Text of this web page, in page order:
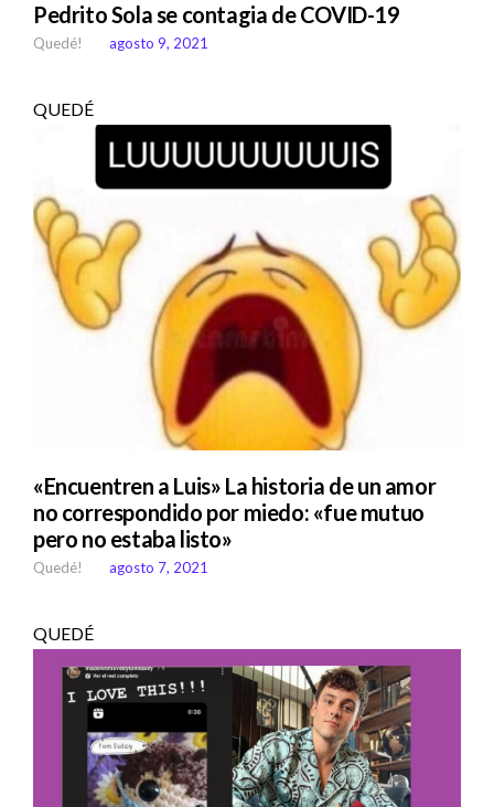
Pedrito Sola se contagia de COVID-19
Quedé! agosto 9, 2021
QUEDÉ
«Encuentren a Luis» La historia de un amor
no correspondido por miedo: «fue mutuo
pero no estaba listo»
Quedé! agosto 7, 2021
QUEDÉ